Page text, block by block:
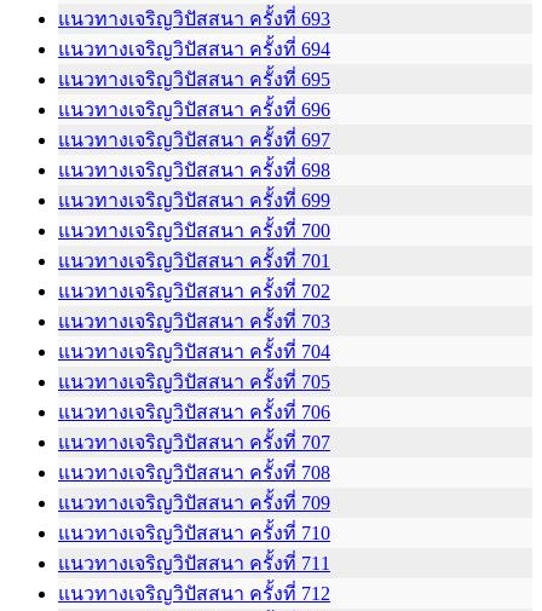
แนวทางเจริญวิปัสสนา ครั้งที่ 693
แนวทางเจริญวิปัสสนา ครั้งที่ 694
แนวทางเจริญวิปัสสนา ครั้งที่ 695
แนวทางเจริญวิปัสสนา ครั้งที่ 696
แนวทางเจริญวิปัสสนา ครั้งที่ 697
แนวทางเจริญวิปัสสนา ครั้งที่ 698
แนวทางเจริญวิปัสสนา ครั้งที่ 699
แนวทางเจริญวิปัสสนา ครั้งที่ 700
แนวทางเจริญวิปัสสนา ครั้งที่ 701
แนวทางเจริญวิปัสสนา ครั้งที่ 702
แนวทางเจริญวิปัสสนา ครั้งที่ 703
แนวทางเจริญวิปัสสนา ครั้งที่ 704
แนวทางเจริญวิปัสสนา ครั้งที่ 705
แนวทางเจริญวิปัสสนา ครั้งที่ 706
แนวทางเจริญวิปัสสนา ครั้งที่ 707
แนวทางเจริญวิปัสสนา ครั้งที่ 708
แนวทางเจริญวิปัสสนา ครั้งที่ 709
แนวทางเจริญวิปัสสนา ครั้งที่ 710
แนวทางเจริญวิปัสสนา ครั้งที่ 711
แนวทางเจริญวิปัสสนา ครั้งที่ 712